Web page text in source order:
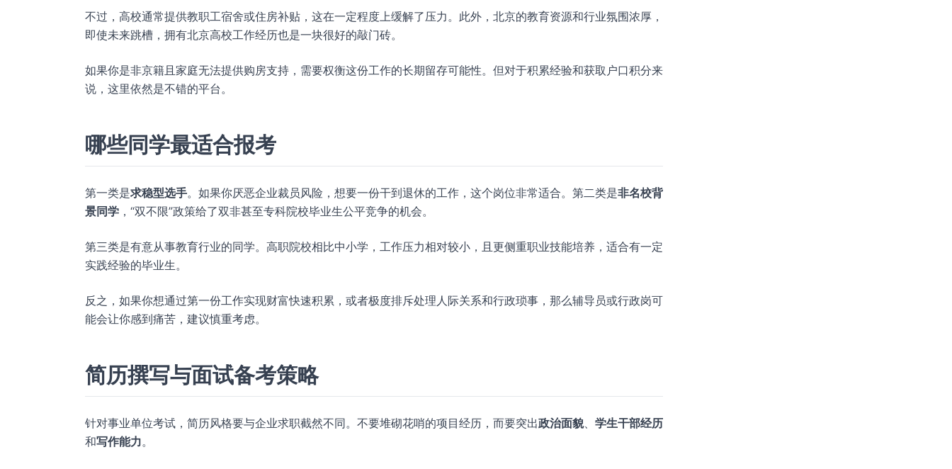
不过，高校通常提供教职工宿舍或住房补贴，这在一定程度上缓解了压力。此外，北京的教育资源和行业氛围浓厚，
即使未来跳槽，拥有北京高校工作经历也是一块很好的敲门砖。
如果你是非京籍且家庭无法提供购房支持，需要权衡这份工作的长期留存可能性。但对于积累经验和获取户口积分来
说，这里依然是不错的平台。
哪些同学最适合报考
第一类是求稳型选手。如果你厌恶企业裁员风险，想要一份干到退休的工作，这个岗位非常适合。第二类是非名校背
景同学 ，“双不限”政策给了双非甚至专科院校毕业生公平竞争的机会。
第三类是有意从事教育行业的同学。高职院校相比中小学，工作压力相对较小，且更侧重职业技能培养，适合有一定
实践经验的毕业生。
反之，如果你想通过第一份工作实现财富快速积累，或者极度排斥处理人际关系和行政琐事，那么辅导员或行政岗可
能会让你感到痛苦，建议慎重考虑。
简历撰写与面试备考策略
针对事业单位考试，简历风格要与企业求职截然不同。不要堆砌花哨的项目经历，而要突出政治面貌、 学生干部经历
和写作能力。